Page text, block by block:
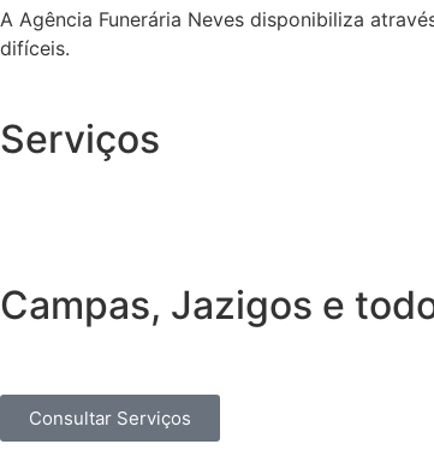
A Agência Funerária Neves disponibiliza
difíceis.
Serviços
Campas, Jazigos e
Consultar Serviços